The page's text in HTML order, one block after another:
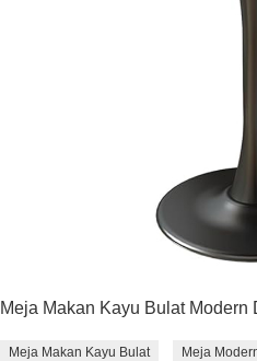
Meja Makan Kayu Bulat Modern
Meja Makan Kayu Bulat Meja